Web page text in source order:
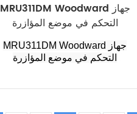
MRU311DM Woodward جهاز
التحكم في موضع المؤازرة
MRU311DM Woodward جهاز
التحكم في موضع المؤازرة